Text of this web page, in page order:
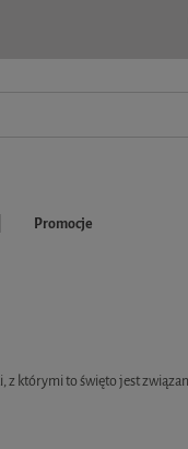
Promocje
którymi to święto jest